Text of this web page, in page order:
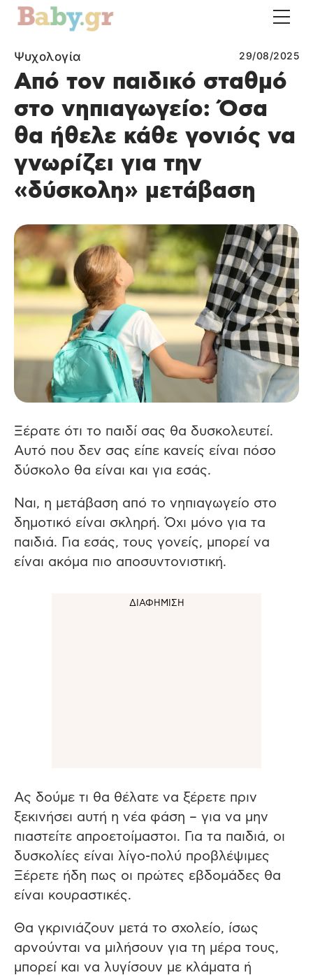
Ψυχολογία 29/08/2025
Από τον παιδικό σταθμό
στο νηπιαγωγείο: Όσα
θα ήθελε κάθε γονιός να
γνωρίζει για την
«δύσκολη» μετάβαση
Ξέρατε ότι το παιδί σας θα δυσκολευτεί.
Αυτό που δεν σας είπε κανείς είναι πόσο
δύσκολο θα είναι και για εσάς.
Ναι, η μετάβαση από το νηπιαγωγείο στο
δημοτικό είναι σκληρή. Όχι μόνο για τα
παιδιά. Για εσάς, τους γονείς, μπορεί να
είναι ακόμα πιο αποσυντονιστική.
Ας δούμε τι θα θέλατε να ξέρετε πριν
ξεκινήσει αυτή η νέα φάση – για να μην
πιαστείτε απροετοίμαστοι. Για τα παιδιά, οι
δυσκολίες είναι λίγο-πολύ προβλέψιμες
Ξέρετε ήδη πως οι πρώτες εβδομάδες θα
είναι κουραστικές.
Θα γκρινιάζουν μετά το σχολείο, ίσως
αρνούνται να μιλήσουν για τη μέρα τους,
μπορεί και να λυγίσουν με κλάματα ή